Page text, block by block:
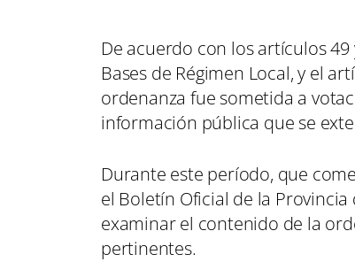
De acuerdo con los artículos 49
Bases de Régimen Local, y el
ordenanza fue sometida a
información pública que se
Durante este período, que
el Boletín Oficial de la
examinar el contenido de la
pertinentes.